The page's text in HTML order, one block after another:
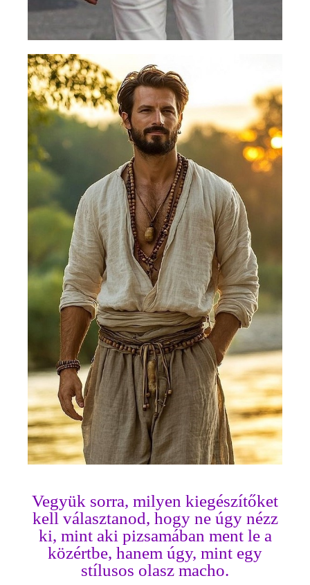
Vegyük sorra, milyen kiegészítőket
kell választanod, hogy ne úgy nézz
ki, mint aki pizsamában ment le a
közértbe, hanem úgy, mint egy
stílusos olasz macho.